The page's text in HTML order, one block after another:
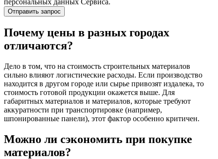
персональных данных Сервиса.
Почему цены в разных городах
отличаются?
Дело в том, что на стоимость строительных материалов
сильно влияют логистические расходы. Если производство
находится в другом городе или сырье привозят издалека, то
стоимость готовой продукции окажется выше. Для
габаритных материалов и материалов, которые требуют
аккуратности при транспортировке (например,
шпонированные панели), этот фактор особенно критичен.
Можно ли сэкономить при покупке
материалов?